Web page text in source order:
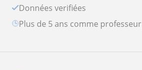
Données verifiées
plus de 5 ans comme professeur